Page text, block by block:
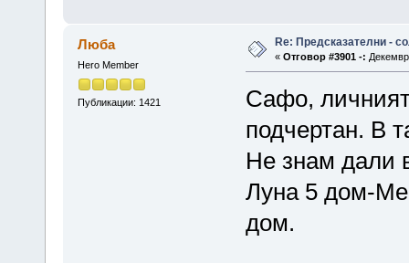
Люба
Hero Member
Публикации: 1421
Re: Предсказателни -
« Отговор #3901 -:
Сафо,
подчертан. В
Не знам дали
Луна 5 дом-
дом.